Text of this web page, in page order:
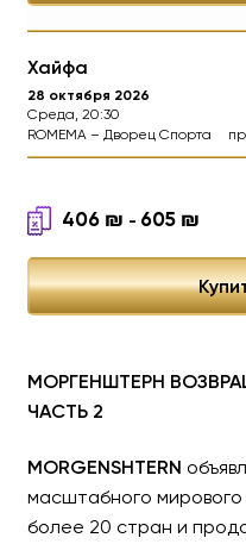
Хайфа
28 октября 2026
Среда, 20:30
ROMEMA – Дворец Спорта
406 ₪ - 605 ₪
МОРГЕНШТЕРН
ЧАСТЬ 2
MORGENSHTERN
масштабного мирового
более 20 стран и